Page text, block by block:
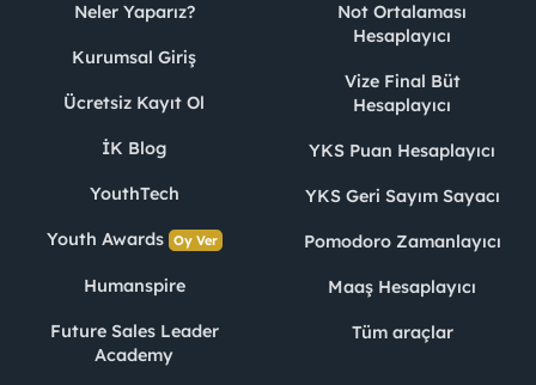
Neler Yaparız?
Kurumsal Giriş
Ücretsiz Kayıt Ol
İK Blog
YouthTech
Youth Awards Oy Ver
Humanspire
Future Sales Leader
Academy
Not Ortalaması
Hesaplayıcı
Vize Final Büt
Hesaplayıcı
YKS Puan Hesaplayıcı
YKS Geri Sayım Sayacı
Pomodoro Zamanlayıcı
Maaş Hesaplayıcı
Tüm araçlar